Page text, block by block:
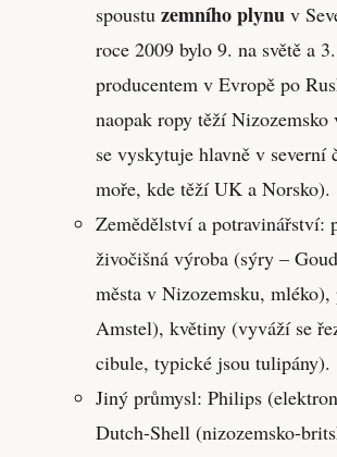
spoustu zemního plynu v
roce 2009 bylo 9. na světě a
producentem v Evropě po
naopak ropy těží
se vyskytuje hlavně v severní
moře, kde těží UK a Norsko).
Zemědělství a potravinářství:
živočišná výroba (sýry –
města v Nizozemsku,
Amstel), květiny (vyváží se
cibule, typické jsou tulipány).
Jiný průmysl: Philips
Dutch-Shell (nizozemsko-